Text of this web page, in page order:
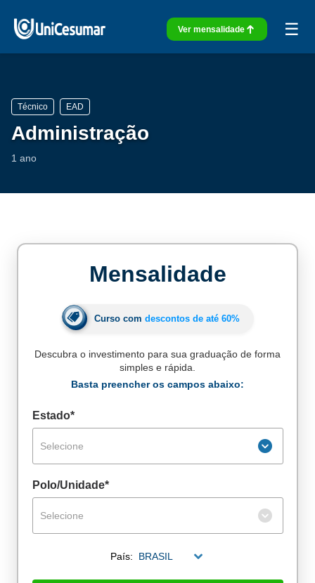
Ver mensalidade ☰
Técnico EAD
Administração
1 ano
De alunos empregados
Mensalidade
Curso com descontos de até 60%
Descubra o investimento para sua graduação de forma
simples e rápida.
Basta preencher os campos abaixo:
Estado*
Selecione
Polo/Unidade*
Selecione
País: BRASIL